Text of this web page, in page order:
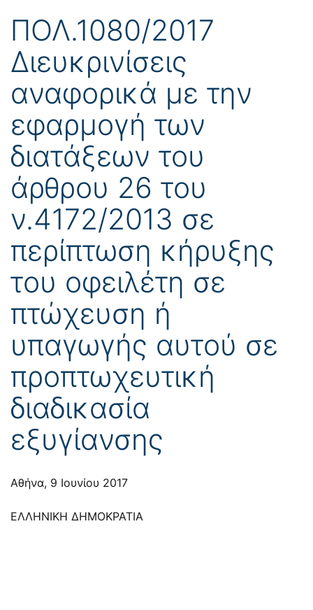
ΠΟΛ.1080/2017
Διευκρινίσεις
αναφορικά με την
εφαρμογή των
διατάξεων του
άρθρου 26 του
ν.4172/2013 σε
περίπτωση κήρυξης
του οφειλέτη σε
πτώχευση ή
υπαγωγής αυτού σε
προπτωχευτική
διαδικασία
εξυγίανσης
Αθήνα, 9 Ιουνίου 2017
ΕΛΛΗΝΙΚΗ ΔΗΜΟΚΡΑΤΙΑ